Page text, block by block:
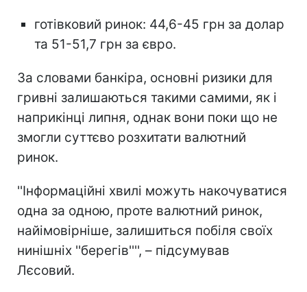
готівковий ринок: 44,6-45 грн за долар
та 51-51,7 грн за євро.
За словами банкіра, основні ризики для
гривні залишаються такими самими, як і
наприкінці липня, однак вони поки що не
змогли суттєво розхитати валютний
ринок.
''Інформаційні хвилі можуть накочуватися
одна за одною, проте валютний ринок,
найімовірніше, залишиться побіля своїх
нинішніх ''берегів'''', – підсумував
Лєсовий.